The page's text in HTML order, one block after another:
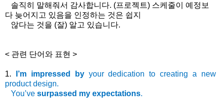
솔직히 말해줘서 감사합니다. (프로젝트) 스케줄이
예정보
다 늦어지고 있음을 인정하는 것은 쉽지
않다는 것을 (잘) 알고 있습니다.
< 관련 단어와 표현 >
1. I’m impressed by your dedication to creating a new
product design.
You’ve surpassed my expectations.